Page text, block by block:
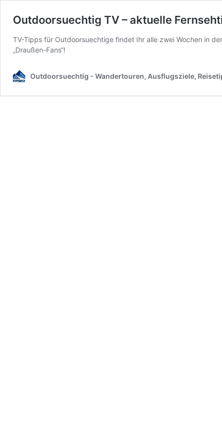
Outdoorsuechtig TV – aktuelle
TV-Tipps für Outdoorsuechtige findet Ihr alle zwei Wochen in
„Draußen-Fans“!
Outdoorsuechtig - Wandertouren, Ausflugsziele,